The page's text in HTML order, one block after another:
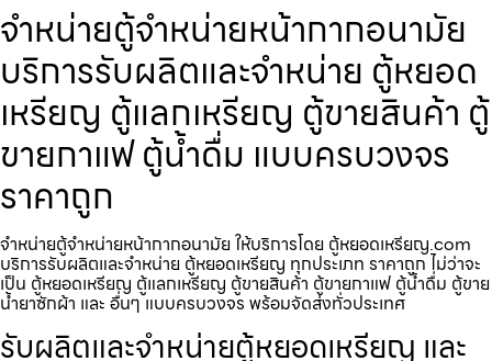
จำหน่ายตู้จำหน่ายหน้ากากอนามัย
บริการรับผลิตและจำหน่าย ตู้หยอด
เหรียญ ตู้แลกเหรียญ ตู้ขายสินค้า ตู้
ขายกาแฟ ตู้น้ำดื่ม แบบครบวงจร
ราคาถูก
จำหน่ายตู้จำหน่ายหน้ากากอนามัย ให้บริการโดย ตู้หยอดเหรียญ.com
บริการรับผลิตและจำหน่าย ตู้หยอดเหรียญ ทุกประเภท ราคาถูก ไม่ว่าจะ
เป็น ตู้หยอดเหรียญ ตู้แลกเหรียญ ตู้ขายสินค้า ตู้ขายกาแฟ ตู้น้ำดื่ม ตู้ขาย
น้ำยาซักผ้า และ อื่นๆ แบบครบวงจร พร้อมจัดส่งทั่วประเทศ
รับผลิตและจำหน่ายตู้หยอดเหรียญ และ